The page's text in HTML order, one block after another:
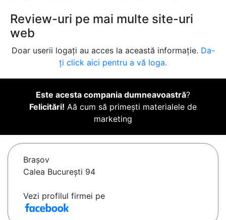
Review-uri pe mai multe site-uri
web
Doar userii logați au acces la această informație. Da-
ți click aici pentru a vă loga.
Este acesta compania dumneavoastră?
Felicitări! Aă cum să primești materialele de
marketing
Braşov
Calea București 94
Vezi profilul firmei pe